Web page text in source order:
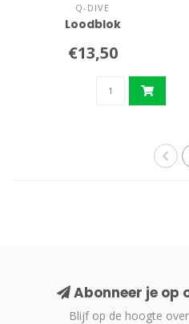
Q-DIVE
Loodblok
€13,50
Abonneer je op
Blijf op de hoogte